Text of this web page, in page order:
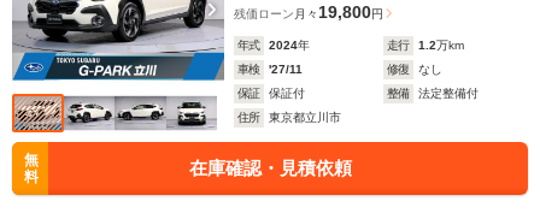
残価ローン 月々 19,800円
年式 2024年 走行 1.2万km
車検
'27/11 修復
なし
保証
保証付 整備
法定整備付
住所
東京都立川市
無
料
在庫確認・見積依頼